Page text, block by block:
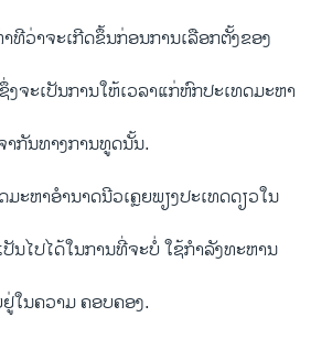
ທີວ່າຈະເກີດຂຶ້ນກ່ອນການເລືອກຕັ້ງຂອງ
ຈະເປັນການໃຫ້ເວລາແກ່ຫົກປະເທດມະຫາ
ກັນທາງການທູດນັ້ນ.
ະຫາອໍານາດນີວເຄຼຍພຽງປະເທດດຽວໃນ
ນໄປໄດ້ໃນການທີ່ຈະບໍ່ ໃຊ້ກໍາລັງທະຫານ
ໃນຄວາມ ຄອບຄອງ.